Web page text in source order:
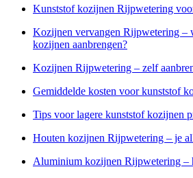
Kunststof kozijnen Rijpwetering
Kozijnen vervangen Rijpwetering –
kozijnen aanbrengen?
Kozijnen Rijpwetering – zelf
Gemiddelde kosten voor kunststof
Tips voor lagere kunststof kozijnen
Houten kozijnen Rijpwetering – je
Aluminium kozijnen Rijpwetering –